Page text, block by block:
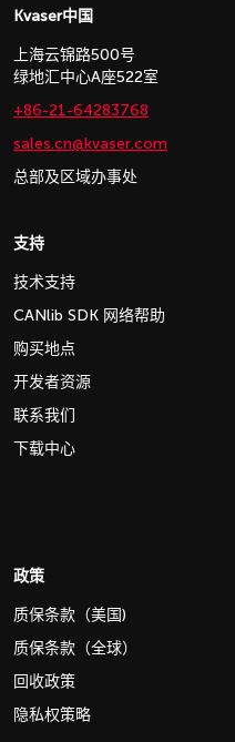
Kvaser中国
上海云锦路500号
绿地汇中心A座522室
+86-21-64283768
sales.cn@kvaser.com
总部及区域办事处
支持
技术支持
CANlib SDK 网络帮助
购买地点
开发者资源
联系我们
下载中心
政策
质保条款（美国)
质保条款（全球）
回收政策
隐私权策略